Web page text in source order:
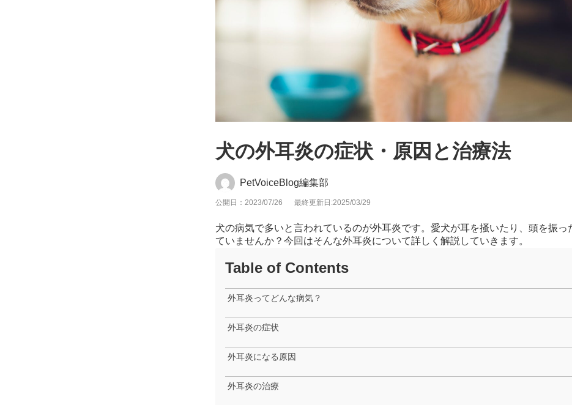
犬の外耳炎の症状・原因と治療法
PetVoiceBlog編集部
公開日：2023/07/26 最終更新日:2025/03/29
犬の病気で多いと言われているのが外耳炎です。愛犬が耳を掻いたり、頭を振っ
ていませんか？今回はそんな外耳炎について詳しく解説していきます。
Table of Contents
外耳炎ってどんな病気？
外耳炎の症状
外耳炎になる原因
外耳炎の治療